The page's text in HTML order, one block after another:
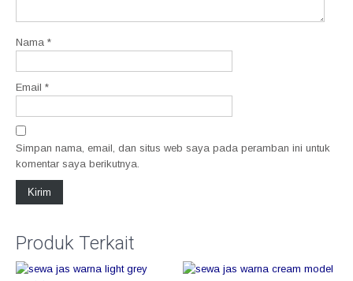
Nama *
Email *
Simpan nama, email, dan situs web saya pada peramban ini untuk
komentar saya berikutnya.
Produk Terkait